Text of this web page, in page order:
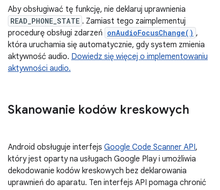
Aby obsługiwać tę funkcję, nie deklaruj uprawnienia
READ_PHONE_STATE . Zamiast tego zaimplementuj
procedurę obsługi zdarzeń onAudioFocusChange() ,
która uruchamia się automatycznie, gdy system zmienia
aktywność audio. Dowiedz się więcej o implementowaniu
aktywności audio.
Skanowanie kodów kreskowych
Android obsługuje interfejs Google Code Scanner API,
który jest oparty na usługach Google Play i umożliwia
dekodowanie kodów kreskowych bez deklarowania
uprawnień do aparatu. Ten interfejs API pomaga chronić